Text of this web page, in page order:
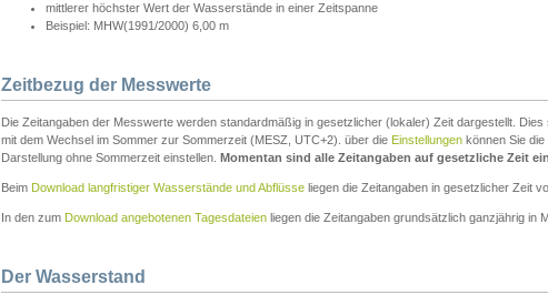
mittlerer höchster Wert der Wasserstände in einer Zeitspanne
Beispiel: MHW(1991/2000) 6,00 m
Zeitbezug der Messwerte
Die Zeitangaben der Messwerte werden standardmäßig in gesetzlicher (lokaler) Zeit dargestellt.
mit dem Wechsel im Sommer zur Sommerzeit (MESZ, UTC+2). über die Einstellungen können Sie
Darstellung ohne Sommerzeit einstellen. Momentan sind alle Zeitangaben auf gesetzliche Zeit
Beim Download langfristiger Wasserstände und Abflüsse liegen die Zeitangaben in gesetzlicher Zeit
In den zum Download angebotenen Tagesdateien liegen die Zeitangaben grundsätzlich ganzjährig in
Der Wasserstand